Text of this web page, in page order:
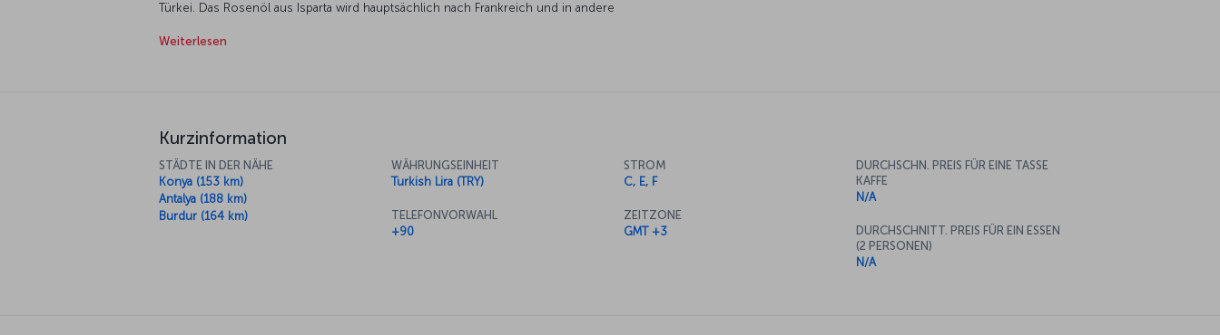
Türkei. Das Rosenöl aus Isparta wird hauptsächlich nach Frankreich und in andere
wird sowohl Natur- als auch Geschichtsfreunde begeistern.
Weiterlesen
Kurzinformation
STÄDTE IN DER NÄHE
Konya (153 km)
Antalya (188 km)
Burdur (164 km)
WÄHRUNGSEINHEIT
Turkish Lira (TRY)
TELEFONVORWAHL
+90
STROM
C, E, F
ZEITZONE
GMT +3
DURCHSCHN. PREIS FÜR EINE TASSE
KAFFE
N/A
DURCHSCHNITT. PREIS FÜR EIN ESSEN
(2 PERSONEN)
N/A